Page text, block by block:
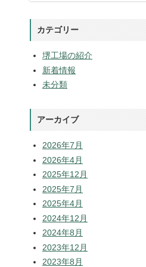
カテゴリー
堺工場の紹介
新着情報
未分類
アーカイブ
2026年7月
2026年4月
2025年12月
2025年7月
2025年4月
2024年12月
2024年8月
2023年12月
2023年8月